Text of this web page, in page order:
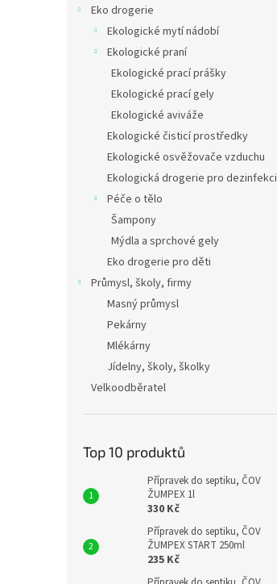
Eko drogerie
Ekologické mytí nádobí
Ekologické praní
Ekologické prací prášky
Ekologické prací gely
Ekologické aviváže
Ekologické čisticí prostředky
Ekologické osvěžovače vzduchu
Ekologická drogerie pro dezinfekci
Péče o tělo
Šampony
Mýdla a sprchové gely
Eko drogerie pro děti
Průmysl, školy, firmy
Masný průmysl
Pekárny
Mlékárny
Jídelny, školy, školky
Velkoodběratel
Top 10 produktů
Přípravek do septiku, ČOV
ŽUMPEX 1l
330 Kč
Přípravek do septiku, ČOV
ŽUMPEX START 250ml
235 Kč